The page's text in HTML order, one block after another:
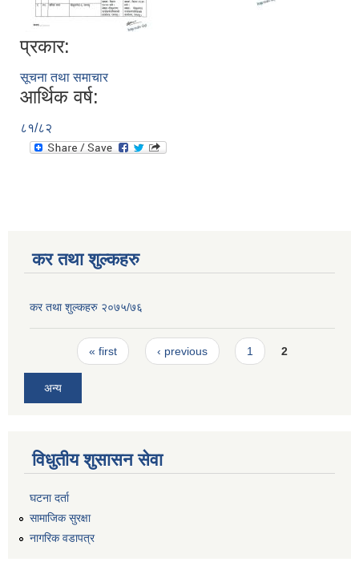
प्रकार:
सूचना तथा समाचार
आर्थिक वर्ष:
८१/८२
कर तथा शुल्कहरु
कर तथा शुल्कहरु २०७५/७६
Pages« first ‹ previous 1 2
अन्य
विधुतीय शुसासन सेवा
घटना दर्ता
सामाजिक सुरक्षा
नागरिक वडापत्र